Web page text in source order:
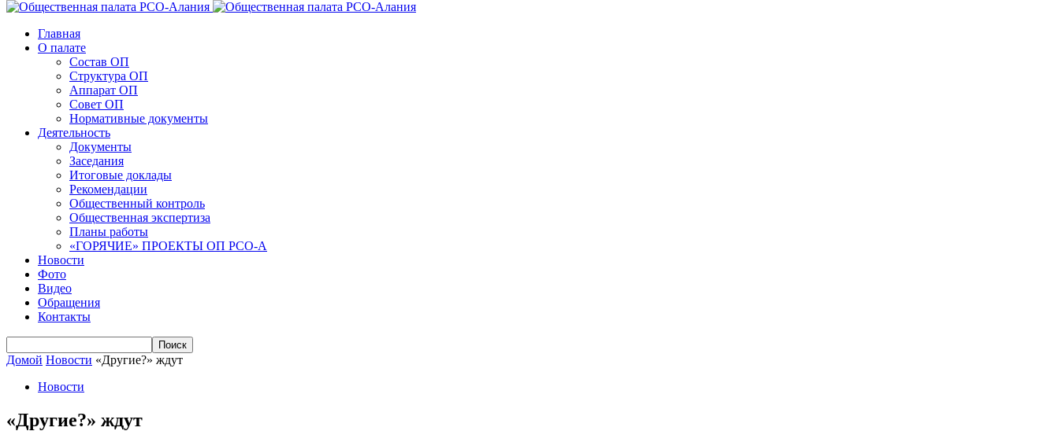
Главная
О палате
Состав ОП
Структура ОП
Аппарат ОП
Совет ОП
Нормативные документы
Деятельность
Документы
Заседания
Итоговые доклады
Рекомендации
Общественный контроль
Общественная экспертиза
Планы работы
«ГОРЯЧИЕ» ПРОЕКТЫ ОП РСО-А
Новости
Фото
Видео
Обращения
Контакты
Домой Новости «Другие?» ждут
Новости
«Другие?» ждут